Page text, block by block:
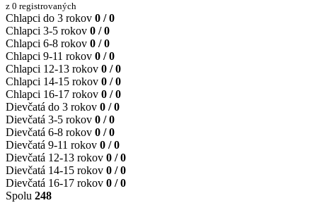
z 0 registrovaných
Chlapci do 3 rokov 0 / 0
Chlapci 3-5 rokov 0 / 0
Chlapci 6-8 rokov 0 / 0
Chlapci 9-11 rokov 0 / 0
Chlapci 12-13 rokov 0 / 0
Chlapci 14-15 rokov 0 / 0
Chlapci 16-17 rokov 0 / 0
Dievčatá do 3 rokov 0 / 0
Dievčatá 3-5 rokov 0 / 0
Dievčatá 6-8 rokov 0 / 0
Dievčatá 9-11 rokov 0 / 0
Dievčatá 12-13 rokov 0 / 0
Dievčatá 14-15 rokov 0 / 0
Dievčatá 16-17 rokov 0 / 0
Spolu 248